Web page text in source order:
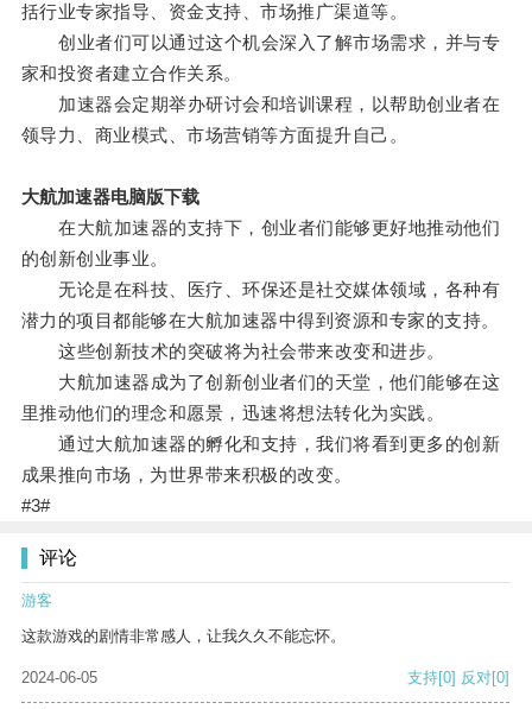
括行业专家指导、资金支持、市场推广渠道等。
创业者们可以通过这个机会深入了解市场需求，并与专
家和投资者建立合作关系。
加速器会定期举办研讨会和培训课程，以帮助创业者在
领导力、商业模式、市场营销等方面提升自己。
大航加速器电脑版下载
在大航加速器的支持下，创业者们能够更好地推动他们
的创新创业事业。
无论是在科技、医疗、环保还是社交媒体领域，各种有
潜力的项目都能够在大航加速器中得到资源和专家的支持。
这些创新技术的突破将为社会带来改变和进步。
大航加速器成为了创新创业者们的天堂，他们能够在这
里推动他们的理念和愿景，迅速将想法转化为实践。
通过大航加速器的孵化和支持，我们将看到更多的创新
成果推向市场，为世界带来积极的改变。
#3#
评论
游客
这款游戏的剧情非常感人，让我久久不能忘怀。
2024-06-05 支持[0] 反对[0]